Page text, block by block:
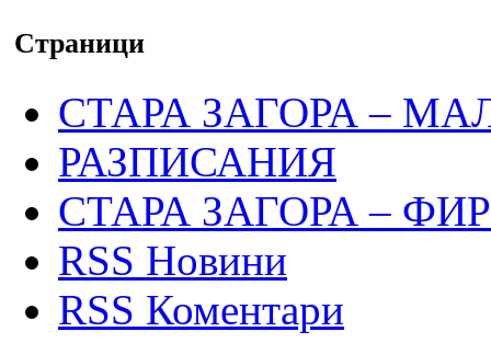
Страници
СТАРА ЗАГОРА –
РАЗПИСАНИЯ
СТАРА ЗАГОРА –
RSS Новини
RSS Коментари